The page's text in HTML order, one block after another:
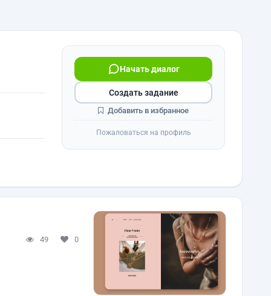
Начать диалог
Создать задание
Добавить в избранное
Пожаловаться на профиль
49 0